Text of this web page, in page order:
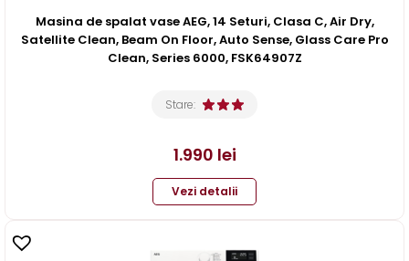
Masina de spalat vase AEG, 14 Seturi, Clasa C, Air Dry,
Satellite Clean, Beam On Floor, Auto Sense, Glass Care Pro
Clean, Series 6000, FSK64907Z
Stare:
1.990 lei
Vezi detalii